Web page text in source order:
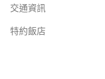
交通資訊
特約飯店